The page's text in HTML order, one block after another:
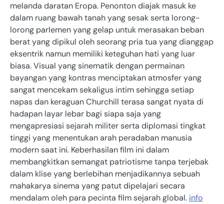
melanda daratan Eropa. Penonton diajak masuk ke
dalam ruang bawah tanah yang sesak serta lorong-
lorong parlemen yang gelap untuk merasakan beban
berat yang dipikul oleh seorang pria tua yang dianggap
eksentrik namun memiliki keteguhan hati yang luar
biasa. Visual yang sinematik dengan permainan
bayangan yang kontras menciptakan atmosfer yang
sangat mencekam sekaligus intim sehingga setiap
napas dan keraguan Churchill terasa sangat nyata di
hadapan layar lebar bagi siapa saja yang
mengapresiasi sejarah militer serta diplomasi tingkat
tinggi yang menentukan arah peradaban manusia
modern saat ini. Keberhasilan film ini dalam
membangkitkan semangat patriotisme tanpa terjebak
dalam klise yang berlebihan menjadikannya sebuah
mahakarya sinema yang patut dipelajari secara
mendalam oleh para pecinta film sejarah global. info